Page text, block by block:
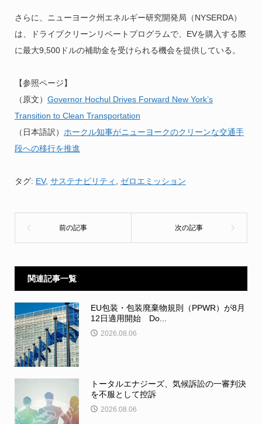
さらに、ニューヨーク州エネルギー研究開発局（NYSERDA）
は、ドライブクリーンリベートプログラムで、EVを購入する際
に最大9,500ドルの補助金を受けられる機会を提供している。
【参照ページ】
（原文） Governor Hochul Drives Forward New York’s
Transition to Clean Transportation
（日本語訳） ホークル知事がニューヨークのクリーンな交通手
段への移行を推進
タグ: EV, サステナビリティ ゼロエミッション
関連記事一覧
EU包装・包装廃棄物規則（PPWR）が8月
12日適用開始 Do...
2026.08.06
トータルエナジーズ、気候訴訟の一審判決
を不服として控訴
2026.08.06